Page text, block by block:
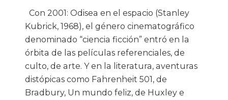
Con 2001: Odisea en el espacio (Stanley
Kubrick, 1968), el género cinematográfico
denominado “ciencia ficción” entró en la
órbita de las películas referenciales, de
culto, de arte. Y en la literatura, aventuras
distópicas como Fahrenheit 501, de
Bradbury, Un mundo feliz, de Huxley e